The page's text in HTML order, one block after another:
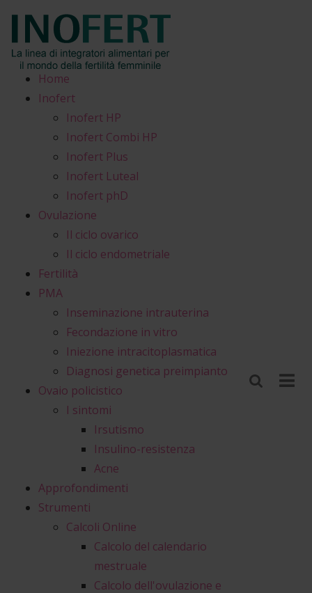
Home
Inofert
Inofert HP
Inofert Combi HP
Inofert Plus
Inofert Luteal
Inofert phD
Ovulazione
Il ciclo ovarico
Il ciclo endometriale
Fertilità
PMA
Inseminazione intrauterina
Fecondazione in vitro
Iniezione intracitoplasmatica
Diagnosi genetica preimpianto
Ovaio policistico
I sintomi
Irsutismo
Insulino-resistenza
Acne
Approfondimenti
Strumenti
Calcoli Online
Calcolo del calendario
mestruale
Calcolo dell'ovulazione e